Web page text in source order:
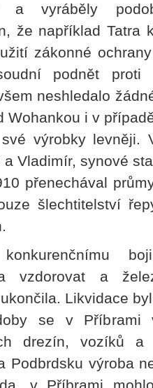
a vyráběly
že například Tatra
zákonné
podnět proti
neshledalo
Wohankou i v
své výrobky
Vladimír, synové
přenechával
šlechtitelství
konkurenčnímu
vzdorovat a
Likvidace
se v Příbrami
drezín, vozíků a
Podbrdsku výroba